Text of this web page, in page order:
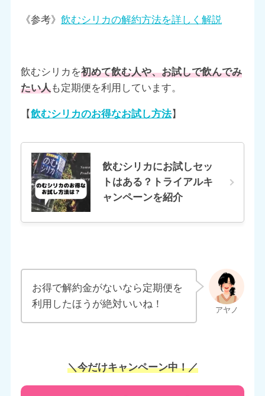
《参考》 飲むシリカの解約方法を詳しく解説
飲むシリカを初めて飲む人や、お試しで飲んでみ
たい人も定期便を利用しています。
【飲むシリカのお得なお試し方法】
飲むシリカにお試しセッ
トはある？トライアルキ
ャンペーンを紹介
お得で解約金がないなら定期便を
利用したほうが絶対いいね！
＼今だけキャンペーン中！／